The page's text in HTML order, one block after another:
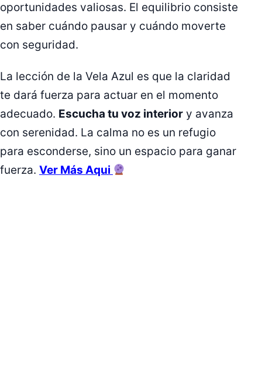
oportunidades valiosas. El equilibrio consiste
en saber cuándo pausar y cuándo moverte
con seguridad.
La lección de la Vela Azul es que la claridad
te dará fuerza para actuar en el momento
adecuado. Escucha tu voz interior y avanza
con serenidad. La calma no es un refugio
para esconderse, sino un espacio para ganar
fuerza. Ver Más Aqui